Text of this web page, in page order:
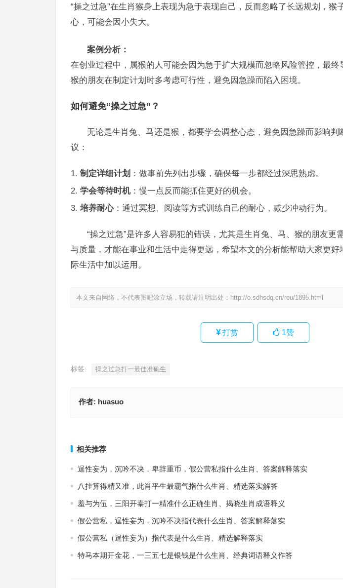
“操之过急”在生肖猴身上表现为急于表现自己，反而忽略了长远规划，猴
心，可能会因小失大。
案例分析：
在创业过程中，属猴的人可能会因为急于扩大规模而忽略风险管控，最终
猴的朋友在制定计划时多考虑可行性，避免因急躁而陷入困境。
如何避免“操之过急”？
无论是生肖兔、马还是猴，都要学会调整心态，避免因急躁而影响判
议：
制定详细计划 ：做事前先列出步骤，确保每一步都经过深思熟虑。
学会等待时机：慢一点反而能抓住更好的机会。
培养耐心：通过冥想、阅读等方式训练自己的耐心，减少冲动行为。
“操之过急”是许多人容易犯的错误，尤其是生肖兔、马、猴的朋友更
与质量，才能在事业和生活中走得更远，希望本文的分析能帮助大家更
际生活中加以运用。
本文来自网络，不代表图吧涂立场，转载请注明出处： http://o.sdhsdq.cn/reu/1895.html
打赏 1赞
标签: 操之过急打一最佳准确生
作者: huasuo
相关推荐
逞性妄为，沉吟不决，卑辞重币，假公营私指什么生肖、答案解释落实
八挂算得精又准，此肖平生最霸气指什么生肖、精选落实解答
羞与为伍，三阳开泰打一精准什么正确生肖、揭晓生肖成语释义
假公营私，逞性妄为，沉吟不决指代表什么生肖、答案解释落实
假公营私（逞性妄为）指代表是什么生肖、精选解释落实
特马本期开金花，一三五七是银钱是什么生肖、经典词语释义作答